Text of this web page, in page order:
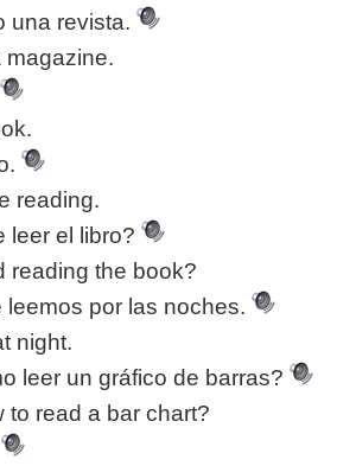
una revista.
magazine.
reading.
leer el libro?
reading the book?
leemos por las noches.
night.
leer un gráfico de barras?
to read a bar chart?